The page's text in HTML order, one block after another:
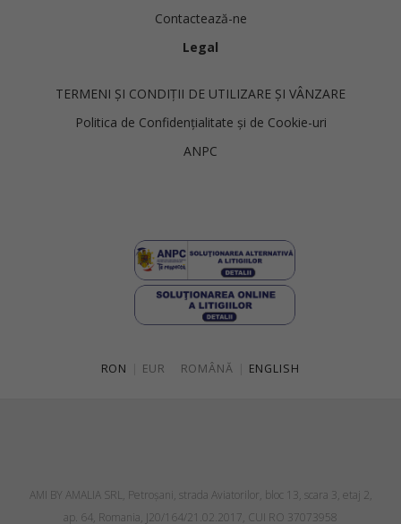
Contactează-ne
Legal
TERMENI ȘI CONDIȚII DE UTILIZARE ȘI VÂNZARE
Politica de Confidențialitate și de Cookie-uri
ANPC
RON EUR ROMÂNĂ ENGLISH
AMI BY AMALIA SRL, Petroşani, strada Aviatorilor, bloc 13, scara 3, etaj 2,
ap. 64, Romania, J20/164/21.02.2017, CUI RO 37073958